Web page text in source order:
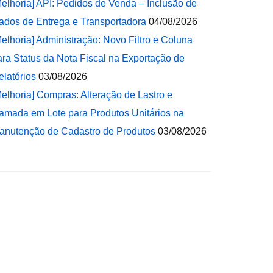
API: Pedidos de Venda – Inclusão de
de Entrega e Transportadora 04/08/2026
Administração: Novo Filtro e Coluna
Status da Nota Fiscal na Exportação de
03/08/2026
Compras: Alteração de Lastro e
em Lote para Produtos Unitários na
de Cadastro de Produtos 03/08/2026